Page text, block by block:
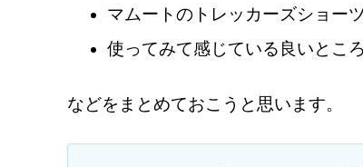
マムートのトレッカーズショー
使ってみて感じている良いとこ
などをまとめておこうと思います。